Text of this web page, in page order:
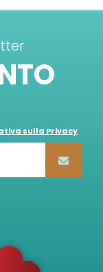
sulla Privacy